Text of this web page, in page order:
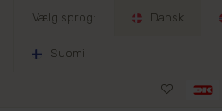
Vælg sprog: Dansk
Suomi